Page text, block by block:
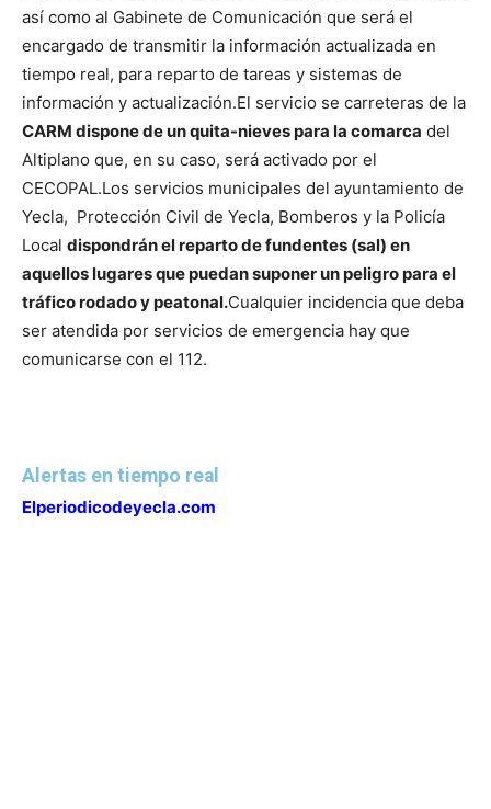
así como al Gabinete de Comunicación que será el
encargado de transmitir la información actualizada en
tiempo real, para reparto de tareas y sistemas de
información y actualización.El servicio se carreteras de la
CARM dispone de un quita-nieves para la comarca del
Altiplano que, en su caso, será activado por el
CECOPAL.Los servicios municipales del ayuntamiento de
Yecla, Protección Civil de Yecla, Bomberos y la Policía
Local dispondrán el reparto de fundentes (sal) en
aquellos lugares que puedan suponer un peligro para el
tráfico rodado y peatonal.Cualquier incidencia que deba
ser atendida por servicios de emergencia hay que
comunicarse con el 112.
Alertas en tiempo real
Elperiodicodeyecla.com